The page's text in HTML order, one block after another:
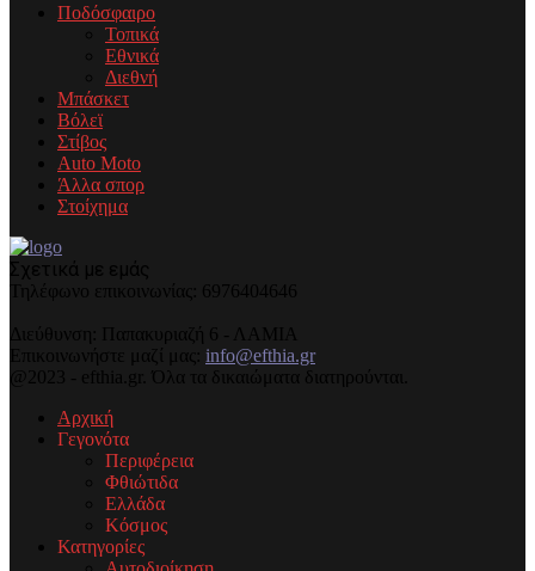
Ποδόσφαιρο
Τοπικά
Εθνικά
Διεθνή
Μπάσκετ
Βόλεϊ
Στίβος
Auto Moto
Άλλα σπορ
Στοίχημα
Σχετικά με εμάς
Τηλέφωνo επικοινωνίας: 6976404646
Διεύθυνση: Παπακυριαζή 6 - ΛΑΜΙΑ
Επικοινωνήστε μαζί μας: info@efthia.gr
@2023 - efthia.gr. Όλα τα δικαιώματα διατηρούνται.
Αρχική
Γεγονότα
Περιφέρεια
Φθιώτιδα
Ελλάδα
Κόσμος
Κατηγορίες